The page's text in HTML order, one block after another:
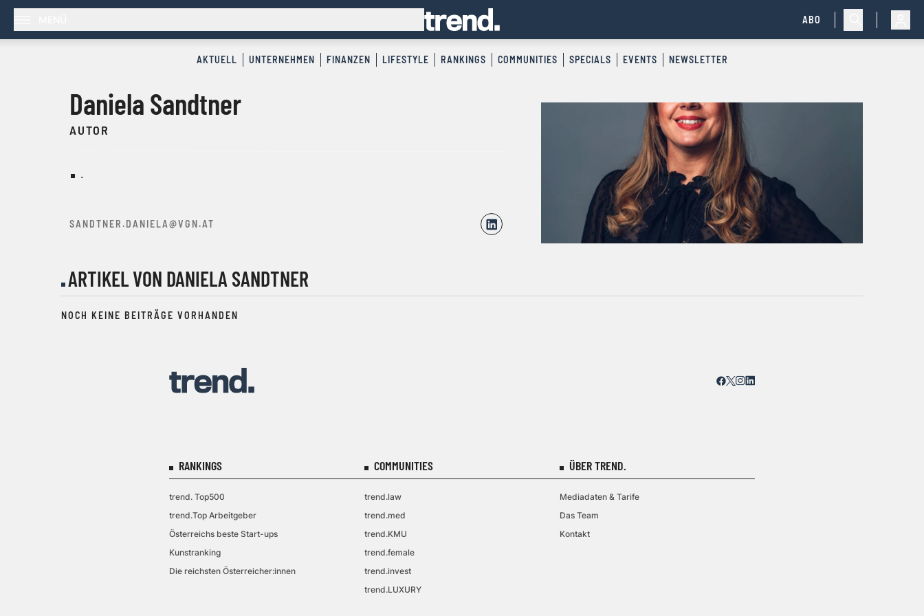
ABO
AKTUELL UNTERNEHMEN FINANZEN LIFESTYLE RANKINGS COMMUNITIES SPECIALS EVENTS NEWSLETTER
Daniela Sandtner
AUTOR
.
SANDTNER.DANIELA@VGN.AT
ARTIKEL VON DANIELA SANDTNER
NOCH KEINE BEITRÄGE VORHANDEN
RANKINGS
trend. Top500
trend.Top Arbeitgeber
Österreichs beste Start-ups
Kunstranking
Die reichsten Österreicher:innen
COMMUNITIES
trend.law
trend.med
trend.KMU
trend.female
trend.invest
trend.LUXURY
ÜBER TREND.
Mediadaten & Tarife
Das Team
Kontakt